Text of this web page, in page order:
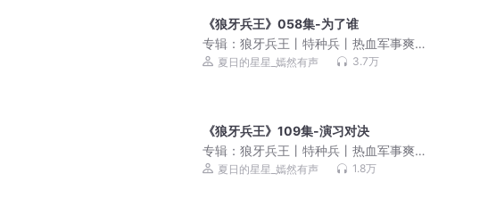
《狼牙兵王》058集-为了谁
专辑： 狼牙兵王丨特种兵丨热血军事爽
文丨雇佣兵丨战争幻想丨多人有声剧
夏日的星星_嫣然有声 3.7万
《狼牙兵王》109集-演习对决
专辑： 狼牙兵王丨特种兵丨热血军事爽
文丨雇佣兵丨战争幻想丨多人有声剧
夏日的星星_嫣然有声 1.8万